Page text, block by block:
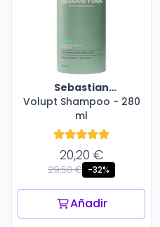
Sebastian
Professional
Volupt Shampoo - 280
ml
20,20 €
29,50 € -32%
Añadir